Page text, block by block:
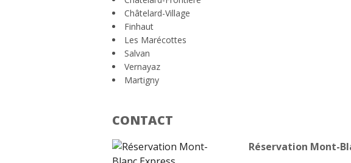
Châtelard-Village
Finhaut
Les Marécottes
Salvan
Vernayaz
Martigny
CONTACT
Réservation Mont-